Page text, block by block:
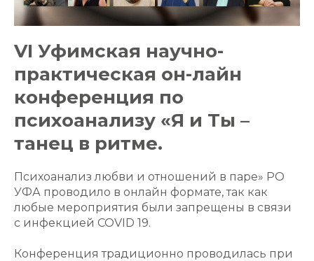
VI Уфимская научно-
практическая он-лайн
конференция по
психоанализу «Я и Ты –
танец в ритме.
Психоанализ любви и отношений в паре» РО
УФА проводило в онлайн формате, так как
любые мероприятия были запрещены в связи
с инфекцией COVID 19.
Конференция традиционно проводилась при